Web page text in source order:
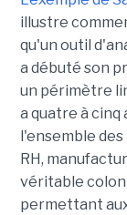
illustre
qu'un outil
a débuté son
un périmètre
a quatre à
l'ensemble
RH,
véritable
permettant